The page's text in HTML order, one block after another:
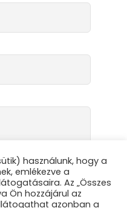
használunk, hogy a
emlékezve a
Az „Összes
Ön hozzájárul az
azonban a